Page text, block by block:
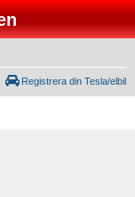
Registrera din Tesla/elbil